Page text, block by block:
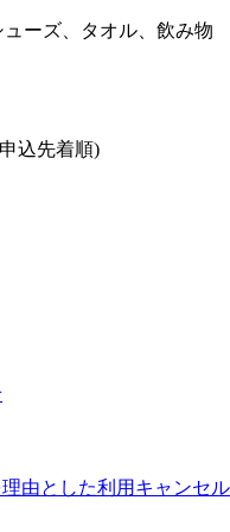
ーズ、タオル、飲み物
込先着順)
由とした利用キャンセ